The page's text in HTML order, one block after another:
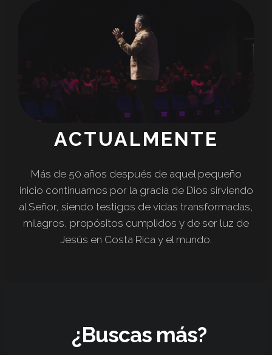
ACTUALMENTE
Más de 50 años después de aquel pequeño
inicio continuamos por la gracia de Dios sirviendo
al Señor, siendo testigos de vidas transformadas,
milagros, propósitos cumplidos y de ser luz de
Jesús en Costa Rica y el mundo.
¿Buscas más?